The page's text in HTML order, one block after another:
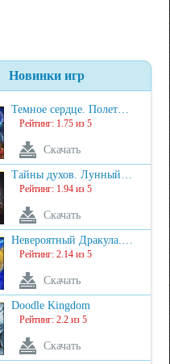
Новинки игр
Темное сердце. Полет…
Рейтинг: 1.75 из 5
Скачать
Тайны духов. Лунный…
Рейтинг: 1.94 из 5
Скачать
Невероятный Дракула.…
Рейтинг: 2.14 из 5
Скачать
Doodle Kingdom
Рейтинг: 2.2 из 5
Скачать